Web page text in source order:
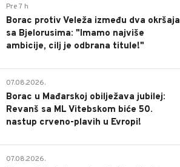
Pre 7 h
Borac protiv Veleža između dva okršaja
sa Bjelorusima: "Imamo najviše
ambicije, cilj je odbrana titule!"
07.08.2026.
Borac u Mađarskoj obilježava jubilej:
Revanš sa ML Vitebskom biće 50.
nastup crveno-plavih u Evropi!
07.08.2026.